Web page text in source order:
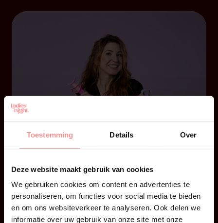
Toestemming Details Over
Deze website maakt gebruik van cookies
We gebruiken cookies om content en advertenties te
personaliseren, om functies voor social media te bieden
en om ons websiteverkeer te analyseren. Ook delen we
informatie over uw gebruik van onze site met onze
28 juni 2026
Kaat | Dilatoren by Kaat!
Geen speeltje, maar een seksueel hulpmiddel
Het is weer zover: ik heb weer iets nieuws